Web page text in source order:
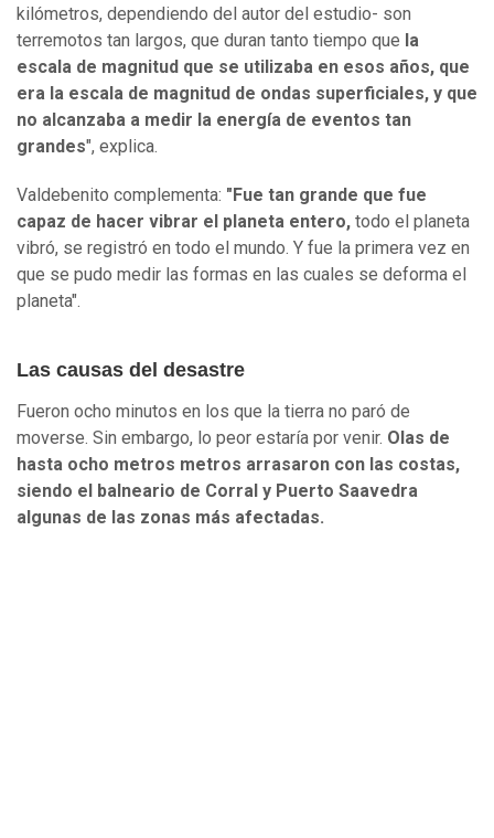
kilómetros, dependiendo del autor del estudio- son
terremotos tan largos, que duran tanto tiempo que la
escala de magnitud que se utilizaba en esos años, que
era la escala de magnitud de ondas superficiales, y que
no alcanzaba a medir la energía de eventos tan
grandes", explica.
Valdebenito complementa: "Fue tan grande que fue
capaz de hacer vibrar el planeta entero, todo el planeta
vibró, se registró en todo el mundo. Y fue la primera vez en
que se pudo medir las formas en las cuales se deforma el
planeta".
Las causas del desastre
Fueron ocho minutos en los que la tierra no paró de
moverse. Sin embargo, lo peor estaría por venir. Olas de
hasta ocho metros metros arrasaron con las costas,
siendo el balneario de Corral y Puerto Saavedra
algunas de las zonas más afectadas.